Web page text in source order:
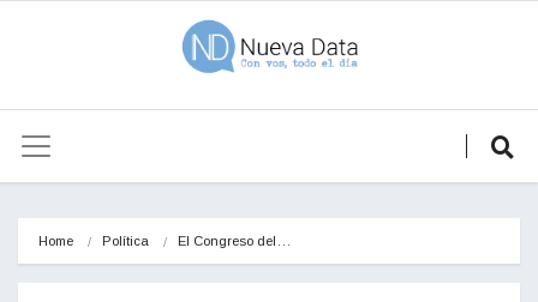
Home Política El Congreso del…